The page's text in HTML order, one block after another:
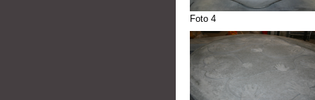
Foto 4